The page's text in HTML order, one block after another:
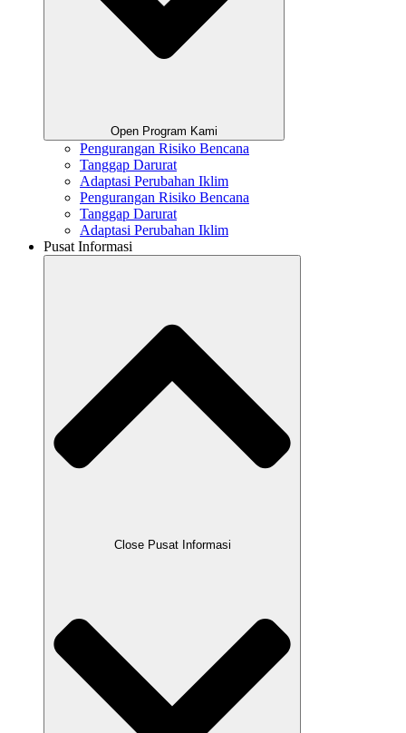
Open Program Kami
Pengurangan Risiko Bencana
Tanggap Darurat
Adaptasi Perubahan Iklim
Pengurangan Risiko Bencana
Tanggap Darurat
Adaptasi Perubahan Iklim
Pusat Informasi
Close Pusat Informasi